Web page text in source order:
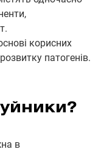
корисних
патогенів.
в